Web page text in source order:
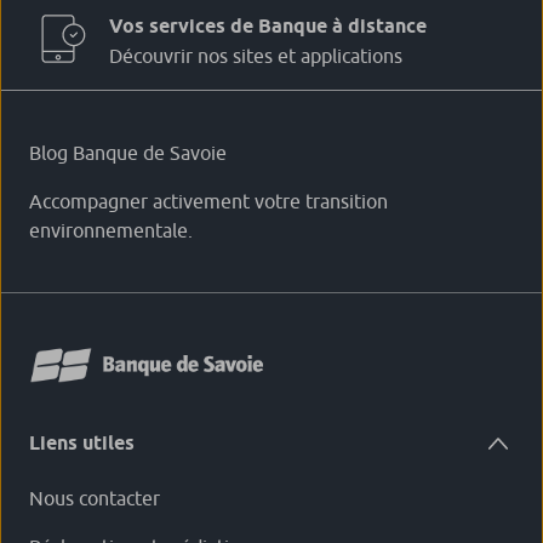
Vos services de Banque à distance
Découvrir nos sites et applications
Blog Banque de Savoie
Accompagner activement votre transition
environnementale.
Liens utiles
Nous contacter